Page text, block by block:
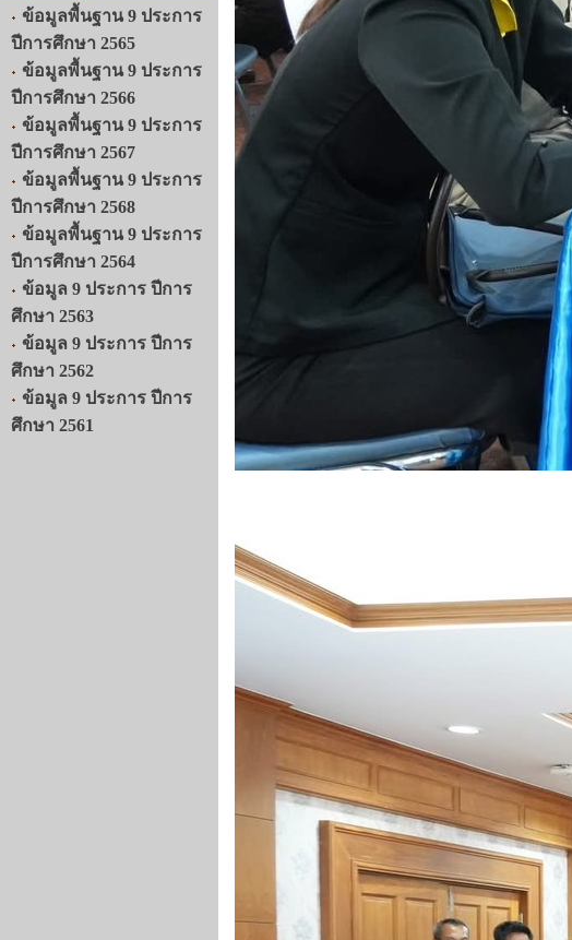
ข้อมูลพื้นฐาน 9 ประการ
ปีการศึกษา 2565
ข้อมูลพื้นฐาน 9 ประการ
ปีการศึกษา 2566
ข้อมูลพื้นฐาน 9 ประการ
ปีการศึกษา 2567
ข้อมูลพื้นฐาน 9 ประการ
ปีการศึกษา 2568
ข้อมูลพื้นฐาน 9 ประการ
ปีการศึกษา 2564
ข้อมูล 9 ประการ ปีการ
ศึกษา 2563
ข้อมูล 9 ประการ ปีการ
ศึกษา 2562
ข้อมูล 9 ประการ ปีการ
ศึกษา 2561